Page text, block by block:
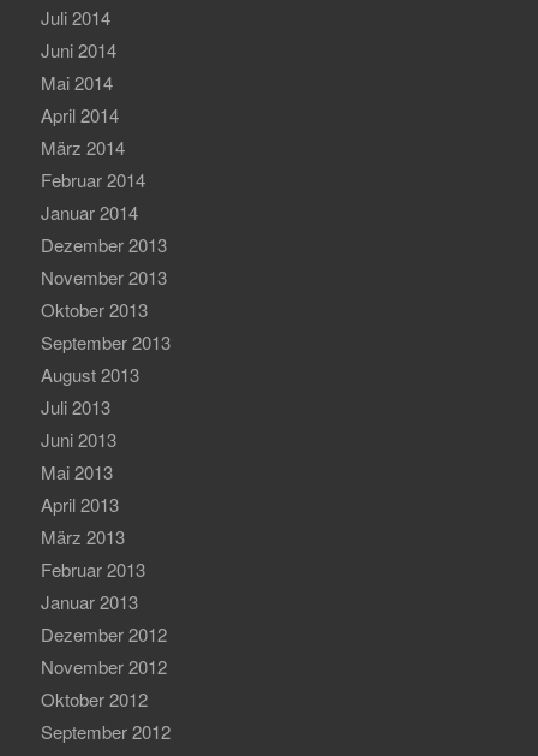
Juli 2014
Juni 2014
Mai 2014
April 2014
März 2014
Februar 2014
Januar 2014
Dezember 2013
November 2013
Oktober 2013
September 2013
August 2013
Juli 2013
Juni 2013
Mai 2013
April 2013
März 2013
Februar 2013
Januar 2013
Dezember 2012
November 2012
Oktober 2012
September 2012